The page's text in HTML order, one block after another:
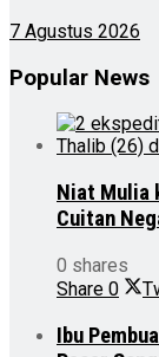
7 Agustus 2026
Popular News
Niat Mulia
Cuitan
0 shares
Share 0
Ibu